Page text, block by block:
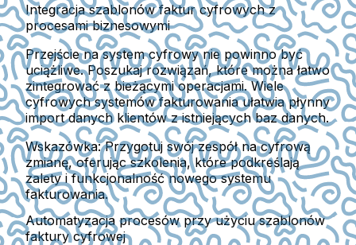
Integracja szablonów faktur cyfrowych z
procesami biznesowymi
Przejście na system cyfrowy nie powinno być
uciążliwe. Poszukaj rozwiązań, które można łatwo
zintegrować z bieżącymi operacjami. Wiele
cyfrowych systemów fakturowania ułatwia płynny
import danych klientów z istniejących baz danych.
Wskazówka:Przygotuj swój zespół na cyfrową
zmianę, oferując szkolenia, które podkreślają
zalety i funkcjonalność nowego systemu
fakturowania.
Automatyzacja procesów przy użyciu szablonów
faktury cyfrowej